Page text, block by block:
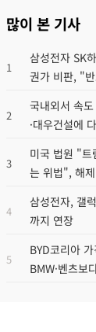
많이 본 기사
1
삼성전자 SK
권가 비판, "
2
국내외서 속
·대우건설에
3
미국 법원 "트
는 위법", 해
4
삼성전자, 갤
까지 연장
5
BYD코리아
BMW·벤츠보